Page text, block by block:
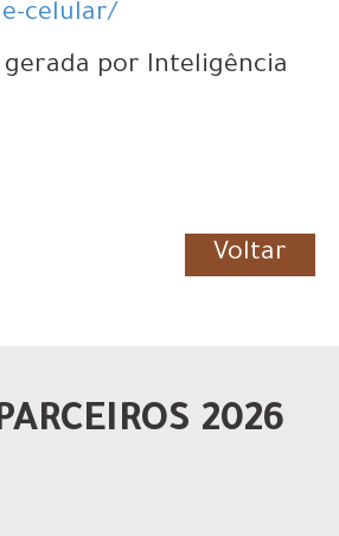
celular/
gerada por Inteligência
Voltar
2026